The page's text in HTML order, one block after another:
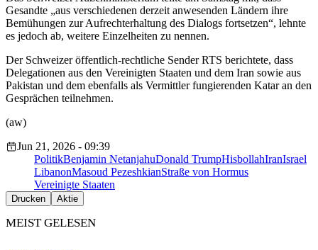
Gesandte „aus verschiedenen derzeit anwesenden Ländern ihre
Bemühungen zur Aufrechterhaltung des Dialogs fortsetzen“, lehnte
es jedoch ab, weitere Einzelheiten zu nennen.
Der Schweizer öffentlich-rechtliche Sender RTS berichtete, dass
Delegationen aus den Vereinigten Staaten und dem Iran sowie aus
Pakistan und dem ebenfalls als Vermittler fungierenden Katar an den
Gesprächen teilnehmen.
(aw)
Jun 21, 2026 - 09:39
PolitikBenjamin NetanjahuDonald TrumpHisbollahIranIsrael
LibanonMasoud PezeshkianStraße von Hormus
Vereinigte Staaten
Drucken Aktie
MEIST GELESEN